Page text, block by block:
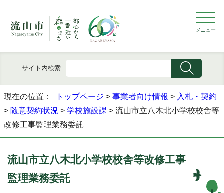
メニュー
サイト内検索
現在の位置： トップページ > 事業者向け情報 > 入札・契約
> 随意契約状況 > 学校施設課 > 流山市立八木北小学校校舎等
改修工事監理業務委託
流山市立八木北小学校校舎等改修工事
監理業務委託